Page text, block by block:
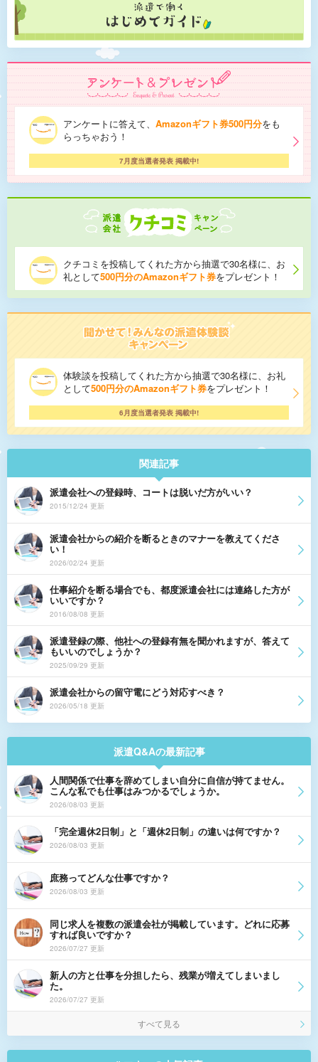
アンケートに答えて、 Amazonギフト券500円分をも
らっちゃおう！
7月度当選者発表 掲載中!
クチコミを投稿してくれた方から抽選で30名様に、お
礼として500円分のAmazonギフト券をプレゼント！
体験談を投稿してくれた方から抽選で30名様に、お礼
として500円分のAmazonギフト券をプレゼント！
6月度当選者発表 掲載中!
関連記事
派遣会社への登録時、コートは脱いだ方がいい？
2015/12/24 更新
派遣会社からの紹介を断るときのマナーを教えてくださ
い！
2026/02/24 更新
仕事紹介を断る場合でも、都度派遣会社には連絡した方が
いいですか？
2016/08/08 更新
派遣登録の際、他社への登録有無を聞かれますが、答えて
もいいのでしょうか？
2025/09/29 更新
派遣会社からの留守電にどう対応すべき？
2026/05/18 更新
派遣Q&Aの最新記事
人間関係で仕事を辞めてしまい自分に自信が持てません。
こんな私でも仕事はみつかるでしょうか。
2026/08/03 更新
「完全週休2日制」と「週休2日制」の違いは何ですか？
2026/08/03 更新
庶務ってどんな仕事ですか？
2026/08/03 更新
同じ求人を複数の派遣会社が掲載しています。どれに応募
すれば良いですか？
2026/07/27 更新
新人の方と仕事を分担したら、残業が増えてしまいまし
た。
2026/07/27 更新
すべて見る